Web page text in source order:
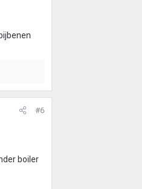
#6
boiler